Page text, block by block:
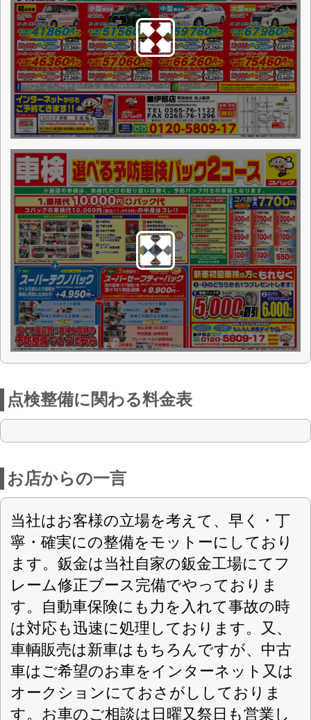
点検整備に関わる料金表
お店からの一言
当社はお客様の立場を考えて、早く・丁
寧・確実にの整備をモットーにしており
ます。鈑金は当社自家の鈑金工場にてフ
レーム修正ブース完備でやっておりま
す。自動車保険にも力を入れて事故の時
は対応も迅速に処理しております。又、
車輌販売は新車はもちろんですが、中古
車はご希望のお車をインターネット又は
オークションにておさがししておりま
す。お車のご相談は日曜又祭日も営業し
ておりますので是非お越し下さい。
店舗詳細
車検のコバック 伊那店
4796
電話番号 0265-76-1122
FAX番号 0265-76-1296
URL http://kobac-ikerin.com/
営業案内 平日・土曜8:00-19:00、日曜祝日10：00-
16：00（受付のみ）
定休日 GW、夏期休暇、年末年始
対応車種 軽自動車・乗用車・全般
取扱車検 車検+スーパーテクノパック
車検+スーパーセーフティーパック
お支払方法
現金 クレジットカード(SS車検のみ) 車検
ローン